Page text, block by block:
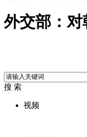
外交部：
搜 索
视频